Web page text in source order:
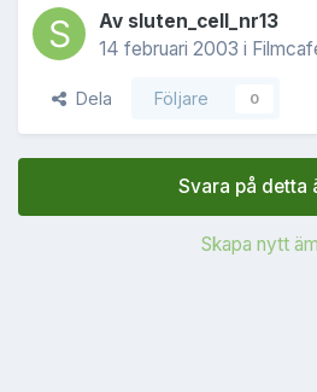
Av sluten_cell_nr13
14 februari 2003 i
Dela Följare 0
Svara på detta
Skapa nytt